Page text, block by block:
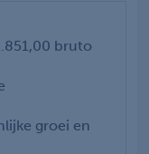
bruto
groei en